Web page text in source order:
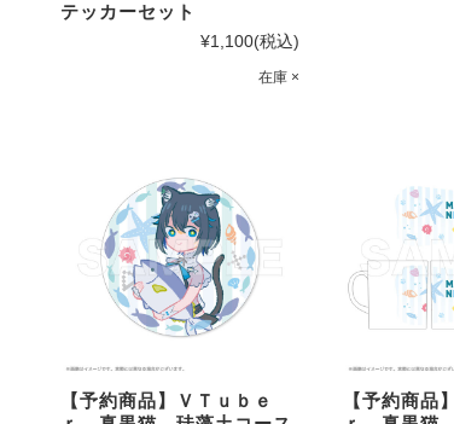
テッカーセット
¥1,100(税込)
在庫 ×
【予約商品】ＶＴｕｂｅ
【予約商品